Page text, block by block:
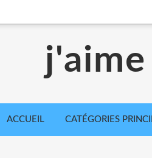
ACCUEIL CATÉGORIES